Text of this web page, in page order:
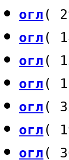
огл(
огл(
огл(
огл(
огл(
огл(
огл(